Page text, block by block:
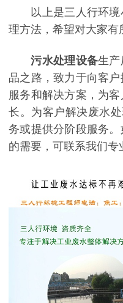
以上是三人行环
理方法，希望对大家有
污水处理设备生产
品之路，致力于向客户
服务和解决方案，为
长。为客户解决废水
务或提供分阶段服务
的需要，可联系我们专